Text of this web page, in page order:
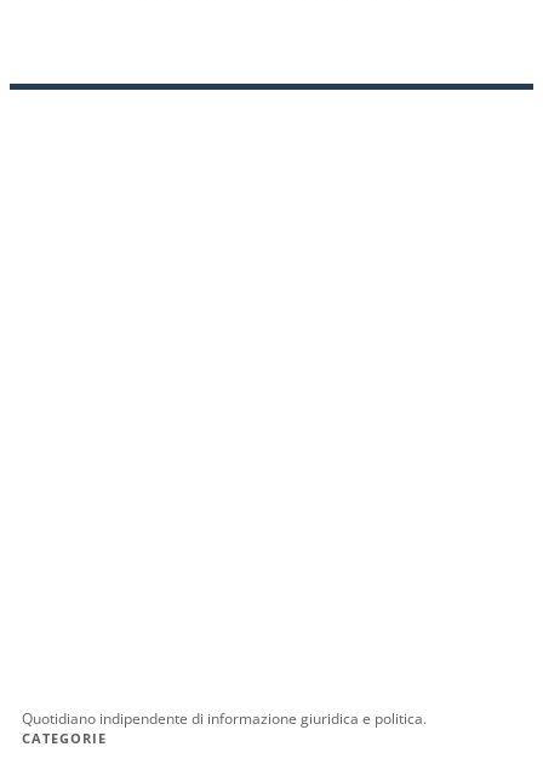
Quotidiano indipendente di informazione giuridica e politica.
CATEGORIE